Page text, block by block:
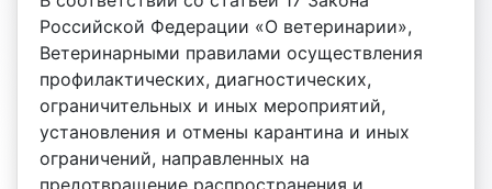
Российской Федерации «О ветеринарии»,
Ветеринарными правилами осуществления
профилактических, диагностических,
ограничительных и иных мероприятий,
установления и отмены карантина и иных
ограничений, направленных на
предотвращение распространения и